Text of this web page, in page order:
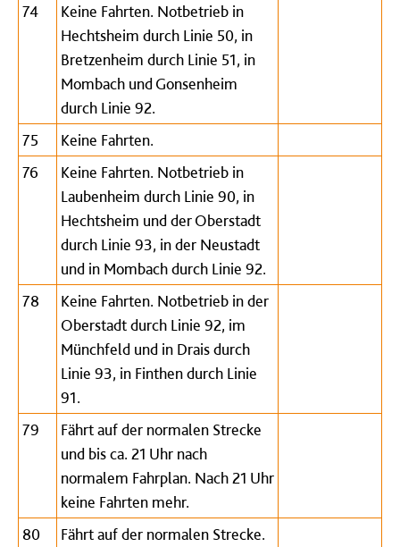
74
Keine Fahrten. Notbetrieb in
Hechtsheim durch Linie 50, in
Bretzenheim durch Linie 51, in
Mombach und Gonsenheim
durch Linie 92.
75
Keine Fahrten.
76
Keine Fahrten. Notbetrieb in
Laubenheim durch Linie 90, in
Hechtsheim und der Oberstadt
durch Linie 93, in der Neustadt
und in Mombach durch Linie 92.
78
Keine Fahrten. Notbetrieb in der
Oberstadt durch Linie 92, im
Münchfeld und in Drais durch
Linie 93, in Finthen durch Linie
91.
79
Fährt auf der normalen Strecke
und bis ca. 21 Uhr nach
normalem Fahrplan. Nach 21 Uhr
keine Fahrten mehr.
80
Fährt auf der normalen Strecke.